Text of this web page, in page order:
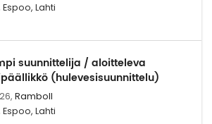
Espoo, Lahti
suunnittelija / aloitteleva
(hulevesisuunnittelu)
Ramboll
Espoo, Lahti